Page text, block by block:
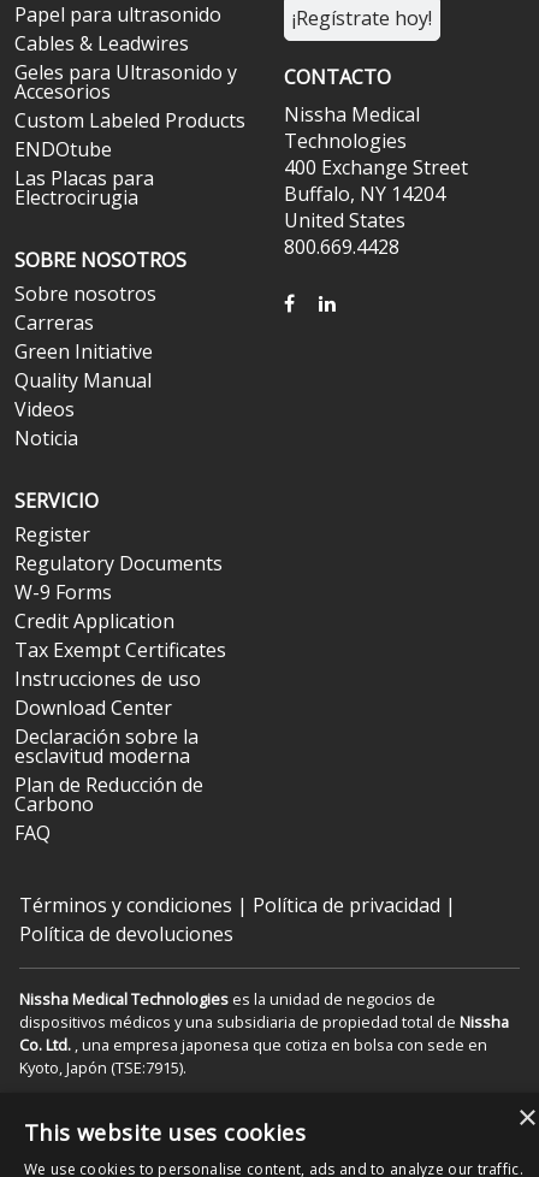
Papel para ultrasonido
Cables & Leadwires
Geles para Ultrasonido y
Accesorios
Custom Labeled Products
ENDOtube
Las Placas para
Electrocirugia
SOBRE NOSOTROS
Sobre nosotros
Carreras
Green Initiative
Quality Manual
Videos
Noticia
SERVICIO
Register
Regulatory Documents
W-9 Forms
Credit Application
Tax Exempt Certificates
Instrucciones de uso
Download Center
Declaración sobre la
esclavitud moderna
Plan de Reducción de
Carbono
FAQ
¡Regístrate hoy!
CONTACTO
Nissha Medical
Technologies
400 Exchange Street
Buffalo, NY 14204
United States
800.669.4428
FACEBOOK
LINKEDIN
Términos y condiciones | Política de privacidad |
Política de devoluciones
Nissha Medical Technologies es la unidad de negocios de
dispositivos médicos y una subsidiaria de propiedad total de Nissha
Co. Ltd. , una empresa japonesa que cotiza en bolsa con sede en
Kyoto, Japón (TSE:7915).
todos los derechos.
×
This website uses cookies
We use cookies to personalise content, ads and to analyze our traffic.